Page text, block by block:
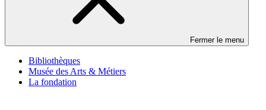
Fermer le menu
Bibliothèques
Musée des Arts & Métiers
La fondation